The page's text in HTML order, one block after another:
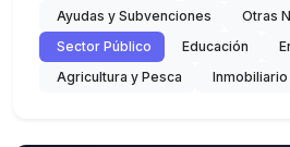
Ayudas y Subvenciones
Otras
Sector Público
Educación
Agricultura y Pesca
Inmobiliario